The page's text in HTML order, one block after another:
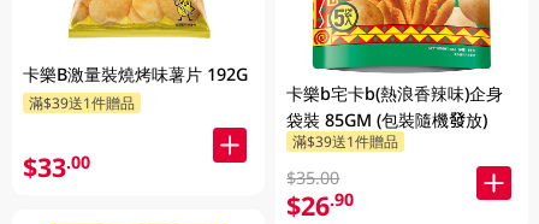
卡樂B激量裝燒烤味薯片 192G
滿$39送1件贈品
$33.00
卡樂b宅卡b(熱浪香辣味)企身
袋裝 85GM (包裝隨機發放)
滿$39送1件贈品
$35.00
$26.90